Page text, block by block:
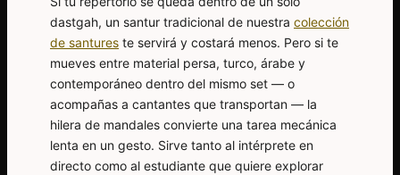
dastgah, un santur tradicional de nuestra colección
de santures te servirá y costará menos. Pero si te
mueves entre material persa, turco, árabe y
contemporáneo dentro del mismo set — o
acompañas a cantantes que transportan — la
hilera de mandales convierte una tarea mecánica
lenta en un gesto. Sirve tanto al intérprete en
directo como al estudiante que quiere explorar